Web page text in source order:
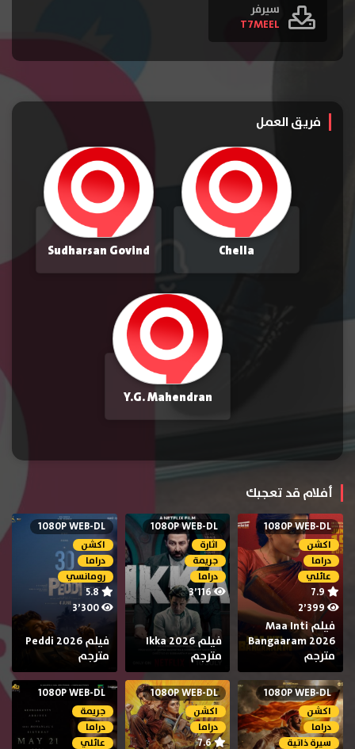
سيرفر
T7MEEL
فريق العمل
Chella
Sudharsan Govind
Y.G. Mahendran
أفلام قد تعجبك
1080P WEB-DL
اكشن
دراما
عائلي
7.9
2٬399
فيلم Maa Inti
Bangaaram 2026
مترجم
1080P WEB-DL
اثارة
جريمة
دراما
3٬116
فيلم Ikka 2026
مترجم
1080P WEB-DL
اكشن
دراما
رومانسي
5.8
3٬300
فيلم Peddi 2026
مترجم
1080P WEB-DL
اكشن
دراما
سيرة ذاتية
1080P WEB-DL
اكشن
دراما
7.6
1080P WEB-DL
جريمة
دراما
عائلي